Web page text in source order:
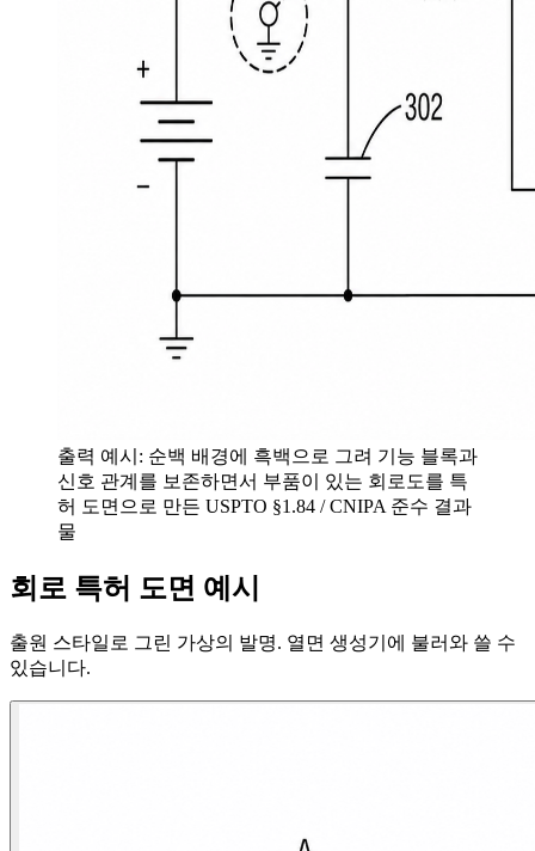
출력 예시: 순백 배경에 흑백으로 그려 기능 블록과
신호 관계를 보존하면서 부품이 있는 회로도를 특
허 도면으로 만든 USPTO §1.84 / CNIPA 준수 결과
물
회로 특허 도면 예시
출원 스타일로 그린 가상의 발명. 열면 생성기에 불러와 쓸 수
있습니다.